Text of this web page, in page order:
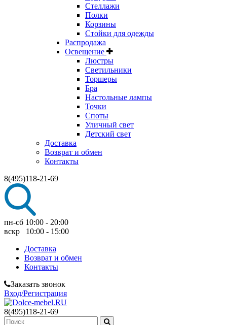
Стеллажи
Полки
Корзины
Стойки для одежды
Распродажа
Освещение
Люстры
Светильники
Торшеры
Бра
Настольные лампы
Точки
Споты
Уличный свет
Детский свет
Доставка
Возврат и обмен
Контакты
8(495)118-21-69
пн-сб 10:00 - 20:00
вскр 10:00 - 15:00
Доставка
Возврат и обмен
Контакты
Заказать звонок
Вход/Регистрация
8(495)118-21-69